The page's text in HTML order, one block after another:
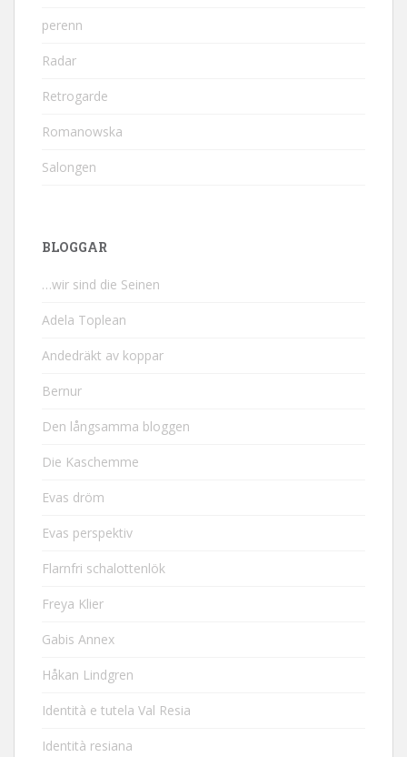
perenn
Radar
Retrogarde
Romanowska
Salongen
BLOGGAR
…wir sind die Seinen
Adela Toplean
Andedräkt av koppar
Bernur
Den långsamma bloggen
Die Kaschemme
Evas dröm
Evas perspektiv
Flarnfri schalottenlök
Freya Klier
Gabis Annex
Håkan Lindgren
Identità e tutela Val Resia
Identità resiana